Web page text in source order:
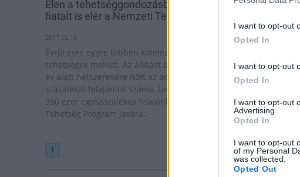
I want to opt-out
Opted In
I want to opt-out
Opted In
I want to opt-out
Advertising.
Opted In
I want to opt-out
of my Personal
was collected.
Opted Out
Élen a tehetséggondozásban: évente 350 ezer
fiatalt is elér a Nemzeti Tehetség Program
2017.02.18
Évről évre egyre többen köteleződnek el a magyar
tehetségek mellett. Az állítást bizonyítja, hogy néhány
év alatt hétszeresére nőtt az adójuk második egy
százalékát felajánlók száma, tavaly pedig már több mint
350 ezer egyszázalékos felajánlás érkezett a Nemzeti
Tehetség Program javára.
1